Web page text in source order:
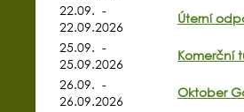
22.09. -
22.09.2026
Úterní
25.09. -
25.09.2026
Komerční
26.09. -
26.09.2026
Oktober